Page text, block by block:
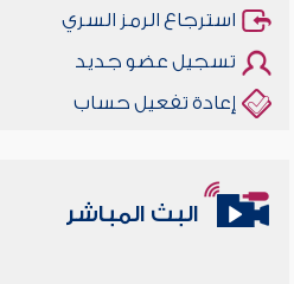
استرجاع الرمز السري
تسجيل عضو جديد
إعادة تفعيل حساب
البث المباشر